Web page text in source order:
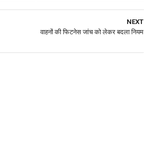
NEXT
वाहनों की फिटनेस जांच को लेकर बदला नियम